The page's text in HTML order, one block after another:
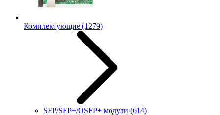
Комплектующие (1279)
SFP/SFP+/QSFP+ модули (614)